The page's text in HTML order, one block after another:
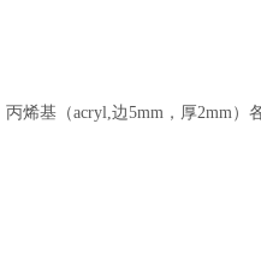
烯基（acryl,边5mm，厚2mm）